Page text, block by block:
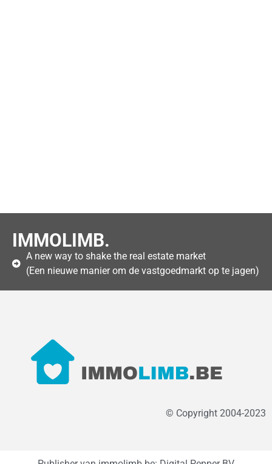
IMMOLIMB.
A new way to shake the real estate market
(Een nieuwe manier om de vastgoedmarkt op te jagen)
© Copyright 2004-2023